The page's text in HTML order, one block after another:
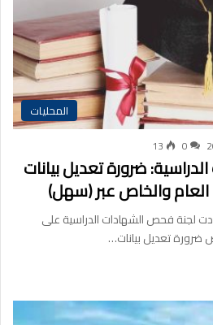
المحليات
0
13
ضرورة تعديل بيانات
والخاص عبر (سهل)
— شددت لجنة فحص الشهادات الدراسية على
ضرورة تعديل بيانات…